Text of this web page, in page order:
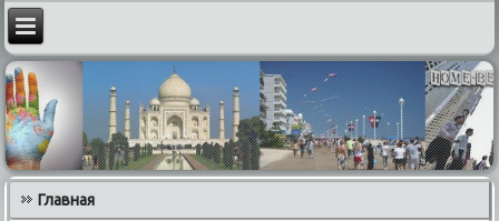
Главная